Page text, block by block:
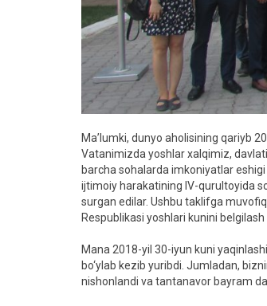
Ma’lumki, dunyo aholisining qariyb
Vatanimizda yoshlar xalqimiz,
barcha sohalarda imkoniyatlar
ijtimoiy harakatining IV-qurultoyida
surgan edilar. Ushbu taklifga muvofiq
Respublikasi yoshlari kunini
Mana 2018-yil 30-iyun kuni
bo‘ylab kezib yuribdi. Jumladan,
nishonlandi va tantanavor bayram